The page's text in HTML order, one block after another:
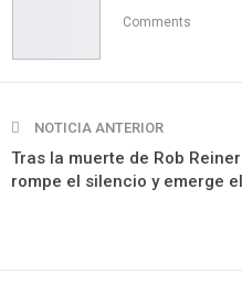
Comments
NOTICIA ANTERIOR
Tras la muerte de Rob
rompe el silencio y emerge